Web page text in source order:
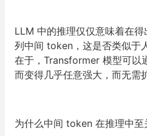
LLM 中的推理仅仅意味着在
列中间 token，这是否类似于
在于，Transformer 模型可以
而变得几乎任意强大，而无需
为什么中间 token 在推理中至